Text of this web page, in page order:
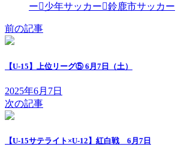
ー
少年サッカー 鈴鹿市サッカー
前の記事
【U-15】上位リーグ⑤ 6月7日（土）
2025年6月7日
次の記事
【U-15サテライト×U-12】紅白戦 6月7日